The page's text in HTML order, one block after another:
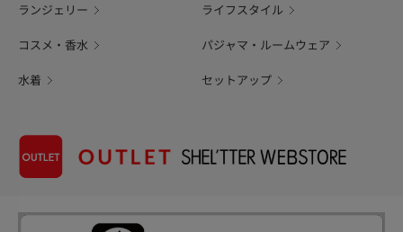
ランジェリー ライフスタイル
コスメ・香水 パジャマ・ルームウェア
水着 セットアップ